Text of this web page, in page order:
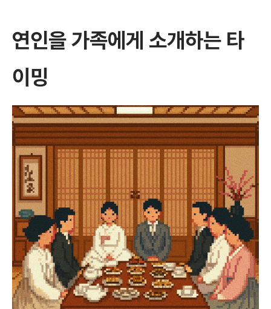
연인을 가족에게 소개하는 타
이밍